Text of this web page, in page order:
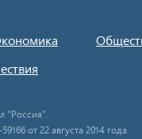
"Россия".
от 22 августа 2014 года.